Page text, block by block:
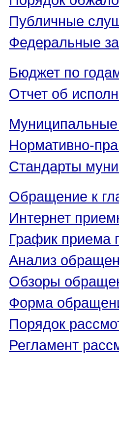
Публичные
Федеральные
Бюджет по
Отчет об
Муниципальные
Нормативно-
Стандарты
Обращение к
Интернет
График приема
Анализ
Обзоры
Форма
Порядок
Регламент